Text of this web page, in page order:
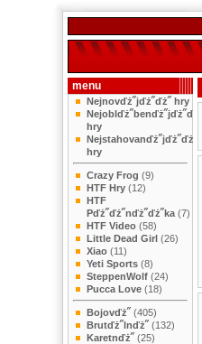
menu
Nejnovďż˝jďż˝ďż˝ hry
Nejoblďż˝benďż˝jďż˝ďż˝
hry
Nejstahovanďż˝jďż˝ďż˝
hry
Crazy Frog (9)
HTF Hry (12)
HTF
Pďż˝ďż˝nďż˝ďż˝ka (7)
HTF Video (58)
Little Dead Girl (26)
Xiao (11)
Yeti Sports (8)
SteppenWolf (24)
Pucca Love (18)
Bojovďż˝ (405)
Brutďż˝lnďż˝ (132)
Karetnďż˝ (25)